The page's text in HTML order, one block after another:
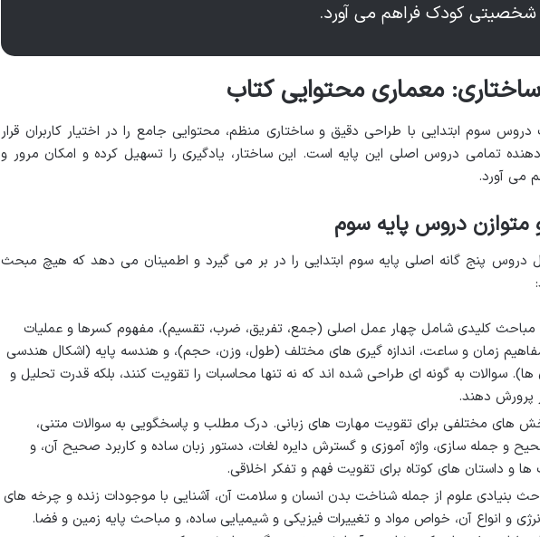
کودک فراهم می آورد.
معماری محتوایی کتاب
سوم ابتدایی با طراحی دقیق و ساختاری منظم، محتوایی جامع را در اختیار کاربران قرار
تمامی دروس اصلی این پایه است. این ساختار، یادگیری را تسهیل کرده و امکان مرور و
می آورد.
دروس پایه سوم
دروس پنج گانه اصلی پایه سوم ابتدایی را در بر می گیرد و اطمینان می دهد که هیچ مبحث
مباحث کلیدی شامل چهار عمل اصلی (جمع، تفریق، ضرب، تقسیم)، مفهوم کسرها و عملیات
زمان و ساعت، اندازه گیری های مختلف (طول، وزن، حجم)، و هندسه پایه (اشکال هندسی
سوالات به گونه ای طراحی شده اند که نه تنها محاسبات را تقویت کنند، بلکه قدرت تحلیل و
پرورش دهند.
های مختلفی برای تقویت مهارت های زبانی. درک مطلب و پاسخگویی به سوالات متنی،
و جمله سازی، واژه آموزی و گسترش دایره لغات، دستور زبان ساده و کاربرد صحیح آن، و
و داستان های کوتاه برای تقویت فهم و تفکر اخلاقی.
بنیادی علوم از جمله شناخت بدن انسان و سلامت آن، آشنایی با موجودات زنده و چرخه های
و انواع آن، خواص مواد و تغییرات فیزیکی و شیمیایی ساده، و مباحث پایه زمین و فضا.